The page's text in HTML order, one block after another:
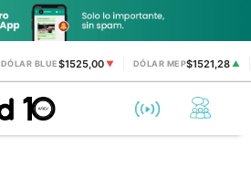
DÓLAR BLUE$1525,00 ▼ DÓLAR MEP$1521,28▲